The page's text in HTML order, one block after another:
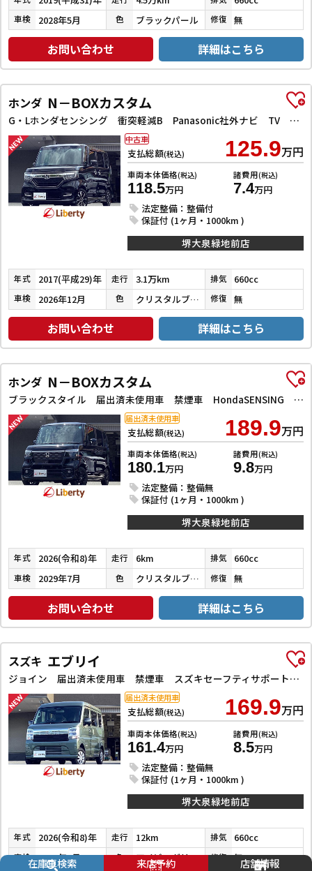
車検 2028年5月 色 ブラックパール 修復 無
お問い合わせ 詳細はこちら
ホンダ N－BOXカスタム
G・Lホンダセンシング 衝突軽減B Panasonic社外ナビ TV Bカメラ ビルドインETC アダプティブクルーズコントロール 左パワースライドドア LEDヘッドライト フォグライト スマートキー プッシュスタート
支払総額(税込) 125.9万円
車両本体価格(税込)
118.5万円
諸費用(税込)
7.4万円
法定整備：整備付
保証付 (1ヶ月・1000km )
中古車
堺大泉緑地前店
年式 2017(平成29)年 走行 3.1万km 排気 660cc
車検 2026年12月 色 クリスタルブラックパール 修復 無
お問い合わせ 詳細はこちら
ホンダ N－BOXカスタム
ブラックスタイル 届出済未使用車 禁煙車 HondaSENSING 両側自動ドア アダプティブクルーズコントロール 電子パーキング 前席シートヒーター LEDヘッドライト スマートキー プッシュスタート 純正アルミ
支払総額(税込) 189.9万円
車両本体価格(税込)
180.1万円
諸費用(税込)
9.8万円
法定整備：整備無
保証付 (1ヶ月・1000km )
届出済未使用車
堺大泉緑地前店
年式 2026(令和8)年 走行 6km 排気 660cc
車検 2029年7月 色 クリスタルブラックパール 修復 無
お問い合わせ 詳細はこちら
スズキ エブリイ
ジョイン 届出済未使用車 禁煙車 スズキセーフティサポート LEDヘッドライト 両側スライドドア スマートキー プッシュスタート 障害物センサー 運転席シートヒーター 電動格納ミラー
支払総額(税込) 169.9万円
車両本体価格(税込)
161.4万円
諸費用(税込)
8.5万円
法定整備：整備無
保証付 (1ヶ月・1000km )
届出済未使用車
堺大泉緑地前店
年式 2026(令和8)年 走行 12km 排気 660cc
車検 2028年7月 色 アイビーグリーンメタリック 修復 無
在庫車検索 来店予約 店舗情報